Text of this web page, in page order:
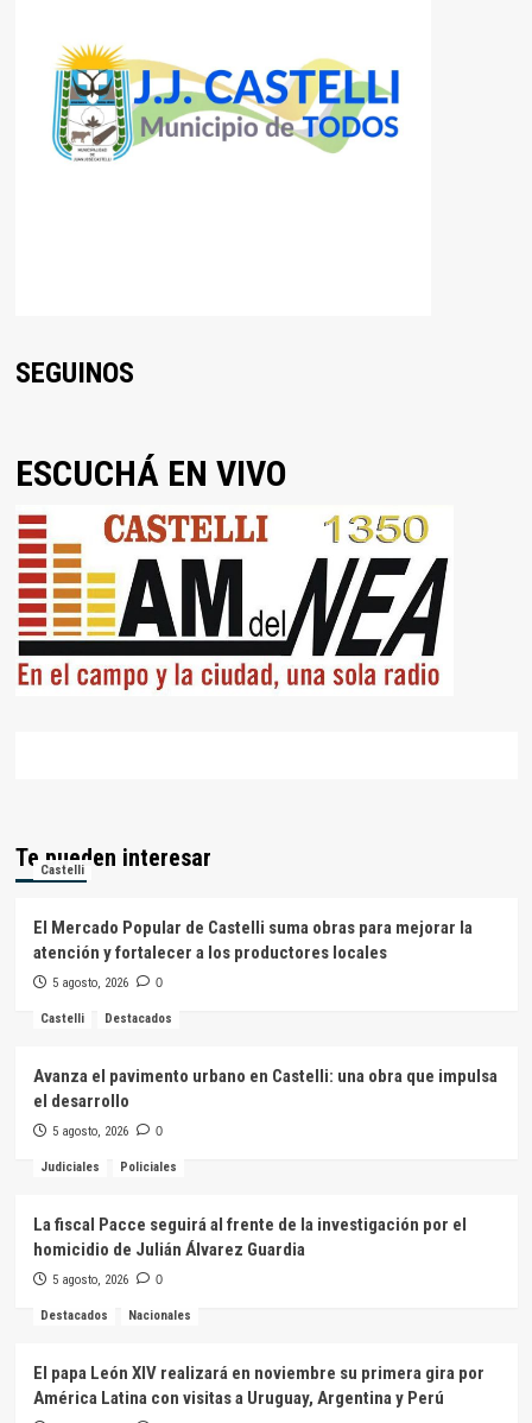
SEGUINOS
ESCUCHÁ EN VIVO
Te pueden interesar
Castelli
El Mercado Popular de Castelli suma obras para mejorar la
atención y fortalecer a los productores locales
5 agosto, 2026 0
Castelli Destacados
Avanza el pavimento urbano en Castelli: una obra que impulsa
el desarrollo
5 agosto, 2026 0
Judiciales Policiales
La fiscal Pacce seguirá al frente de la investigación por el
homicidio de Julián Álvarez Guardia
5 agosto, 2026 0
Destacados Nacionales
El papa León XIV realizará en noviembre su primera gira por
América Latina con visitas a Uruguay, Argentina y Perú